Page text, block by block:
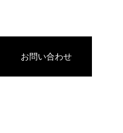
お問い合わせ